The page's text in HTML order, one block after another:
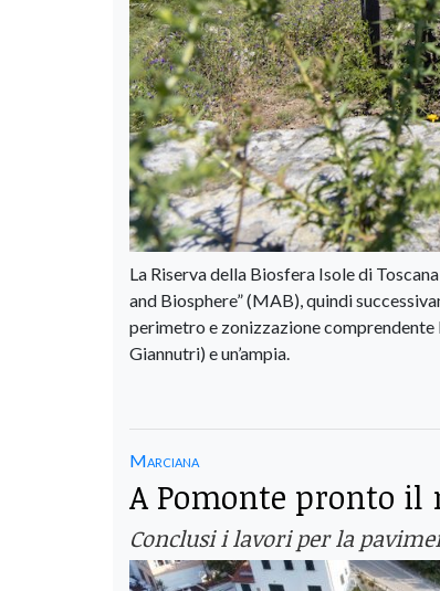
La Riserva della Biosfera Isole di
and Biosphere” (MAB), quindi
perimetro e zonizzazione
Giannutri) e un’ampia.
Marciana
A Pomonte pronto il
Conclusi i lavori per la